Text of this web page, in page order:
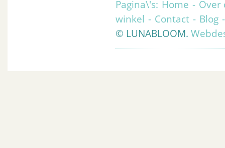
Pagina\'s: Home - Over
winkel - Contact - Blog
© LUNABLOOM.